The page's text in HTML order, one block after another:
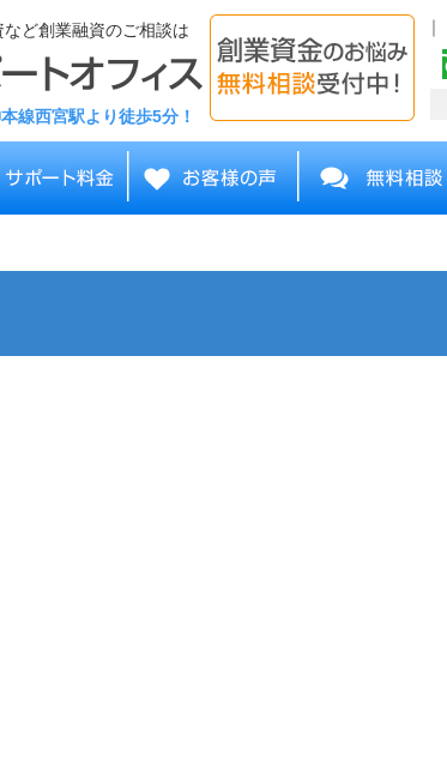
ど創業融資のご相談は
線西宮駅より徒歩5分！